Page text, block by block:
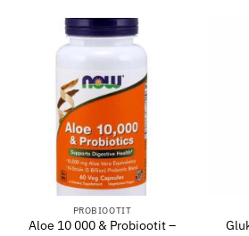
PROBIOOTIT
Aloe 10 000 & Probiootit –